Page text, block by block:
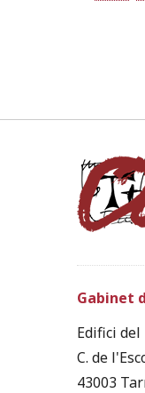
Gabinet
Edifici
C. de
43003